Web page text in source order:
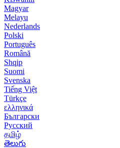
Magyar
Melayu
Nederlands
Polski
Português
Română
Shqip
Suomi
Svenska
Tiếng Việt
Türkçe
ελληνικά
Български
Русский
தமிழ்
తెలుగు